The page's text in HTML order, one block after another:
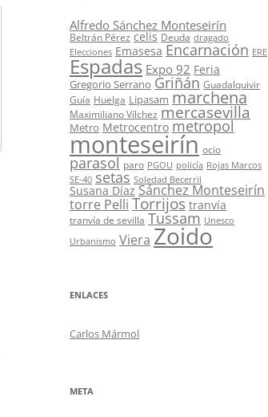
Alfredo Sánchez Monteseirín
Beltrán Pérez celis Deuda dragado
Elecciones Emasesa Encarnación ERE
Espadas Expo 92 Feria
Gregorio Serrano Griñán Guadalquivir
Guía Huelga Lipasam marchena
Maximiliano Vílchez mercasevilla
Metro Metrocentro metropol
monteseirín ocio
parasol paro PGOU policía Rojas Marcos
SE-40 setas Soledad Becerril
Susana Díaz Sánchez Monteseirín
torre Pelli Torrijos tranvía
tranvía de sevilla Tussam Unesco
Urbanismo Viera Zoido
ENLACES
Carlos Mármol
META